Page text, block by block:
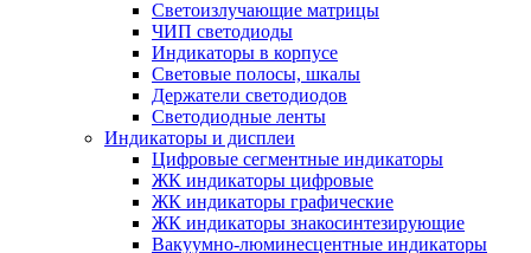
Светоизлучающие матрицы
ЧИП светодиоды
Индикаторы в корпусе
Световые полосы, шкалы
Держатели светодиодов
Светодиодные ленты
Индикаторы и дисплеи
Цифровые сегментные индикаторы
ЖК индикаторы цифровые
ЖК индикаторы графические
ЖК индикаторы знакосинтезирующие
Вакуумно-люминесцентные индикаторы